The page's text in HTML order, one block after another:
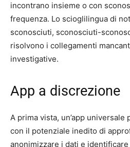
incontrano insieme o con
frequenza. Lo scioglilingua di
sconosciuti, sconosciuti-
risolvono i collegamenti
investigative.
App a discrezione
A prima vista, un’app
con il potenziale inedito di
anonimizzare i dati e